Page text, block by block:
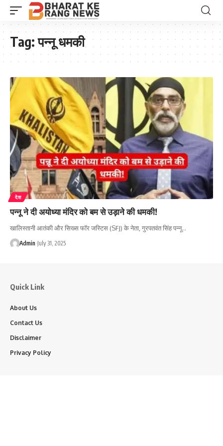
Tag:पन्नू धमकी
देश
पन्नू ने दी अयोध्या मंदिर को बम से उड़ाने की धमकी!
खालिस्तानी आतंकी और सिख्स फॉर जस्टिस (SFJ) के नेता, गुरपतवंत सिंह पन्नू…
Admin July 31, 2025
Quick Link
About Us
Contact Us
Disclaimer
Privacy Policy